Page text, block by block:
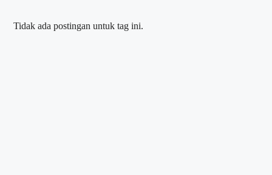
Tidak ada postingan untuk tag ini.